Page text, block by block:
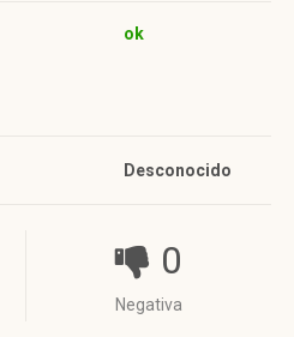
ok
Desconocido
0
Negativa